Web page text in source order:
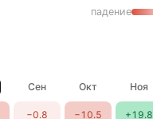
падение
Сен Окт Ноя
−0.8 −10.5 +19.8